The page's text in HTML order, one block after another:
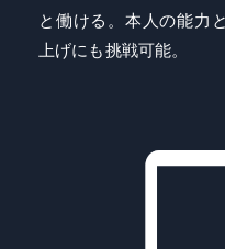
と働ける。本人の能力
上げにも挑戦可能。